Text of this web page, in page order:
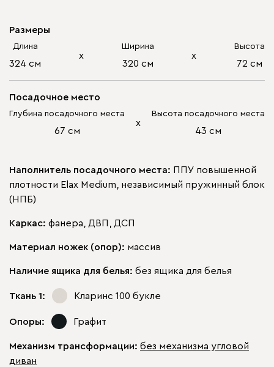
Размеры
Длина
324 см
х
Ширина
320 см
х
Высота
72 см
Посадочное место
Глубина посадочного места
67 см
х
Высота посадочного места
43 см
Наполнитель посадочного места: ППУ повышенной
плотности Elax Medium, независимый пружинный блок
(НПБ)
Каркас: фанера, ДВП, ДСП
Материал ножек (опор): массив
Наличие ящика для белья: без ящика для белья
Ткань 1: Кларинс 100 букле
Опоры: Графит
Механизм трансформации: без механизма угловой
диван